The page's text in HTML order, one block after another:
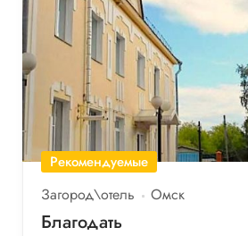
Рекомендуемые
Загород\отель Омск
Благодать